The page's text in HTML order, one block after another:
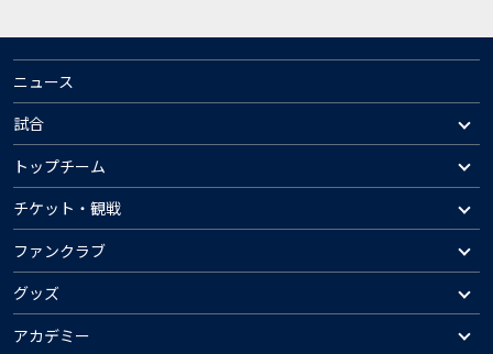
ニュース
試合
トップチーム
チケット・観戦
ファンクラブ
グッズ
アカデミー